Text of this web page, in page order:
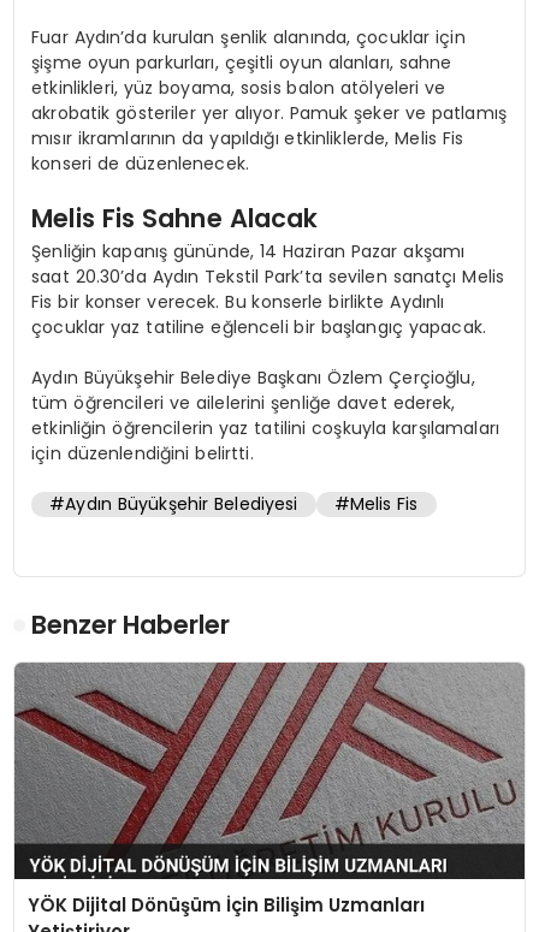
Fuar Aydın’da kurulan şenlik alanında, çocuklar için
şişme oyun parkurları, çeşitli oyun alanları, sahne
etkinlikleri, yüz boyama, sosis balon atölyeleri ve
akrobatik gösteriler yer alıyor. Pamuk şeker ve patlamış
mısır ikramlarının da yapıldığı etkinliklerde, Melis Fis
konseri de düzenlenecek.
Melis Fis Sahne Alacak
Şenliğin kapanış gününde, 14 Haziran Pazar akşamı
saat 20.30’da Aydın Tekstil Park’ta sevilen sanatçı Melis
Fis bir konser verecek. Bu konserle birlikte Aydınlı
çocuklar yaz tatiline eğlenceli bir başlangıç yapacak.
Aydın Büyükşehir Belediye Başkanı Özlem Çerçioğlu,
tüm öğrencileri ve ailelerini şenliğe davet ederek,
etkinliğin öğrencilerin yaz tatilini coşkuyla karşılamaları
için düzenlendiğini belirtti.
#Aydın Büyükşehir Belediyesi #Melis Fis
Benzer Haberler
YÖK Dijital Dönüşüm İçin Bilişim Uzmanları